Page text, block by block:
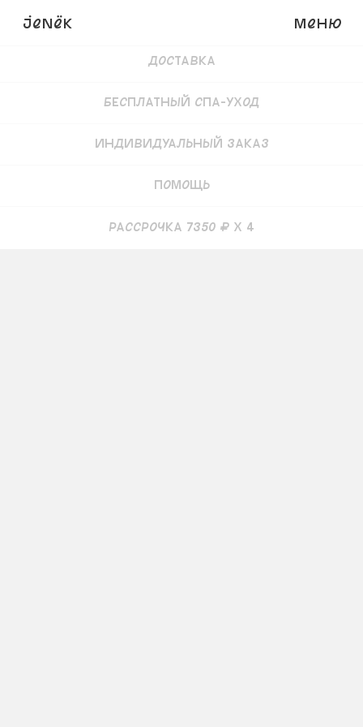
JENёK Меню
Доставка
Бесплатный СПА-уход
Индивидуальный заказ
Помощь
рассрочка 7350 ₽ x 4